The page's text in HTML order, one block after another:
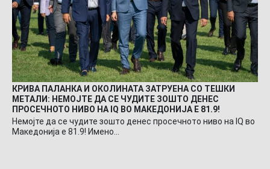
КРИВА ПАЛАНКА И ОКОЛИНАТА ЗАТРУЕНА СО ТЕШКИ
МЕТАЛИ: НЕМОЈТЕ ДА СЕ ЧУДИТЕ ЗОШТО ДЕНЕС
ПРОСЕЧНОТО НИВО НА IQ ВО МАКЕДОНИЈА Е 81.9!
Немојте да се чудите зошто денес просечното ниво на IQ во
Македонија е 81.9! Имено…